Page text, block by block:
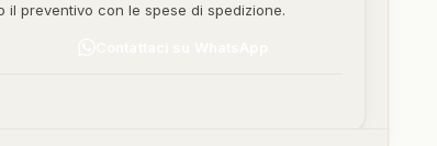
il preventivo con le spese di spedizione.